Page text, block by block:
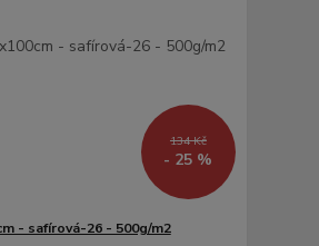
134 Kč
- 25 %
- safírová-26 - 500g/m2